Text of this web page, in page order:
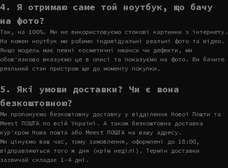
4. Я отримаю саме той ноутбук, що бачу
на фото?
Так, на 100%. Ми не використовуємо стокові картинки з інтернету.
На кожен ноутбук ми робимо індивідуальні реальні фото та відео.
Якщо модель має певні косметичні нюанси чи дефекти, ми
обов'язково вказуємо це в описі та показуємо на фото. Ви бачите
реальний стан пристрою ще до моменту покупки.
5. Які умови доставки? Чи є вона
безкоштовною?
Ми пропонуємо безкоштовну доставку у відділення Нової Пошти та
Meest ПОШТА по всій Україні. А також безкоштовна доставка
кур'єром Нова пошта або Meest ПОШТА на вашу адресу.
Ми цінуємо ваш час, тому замовлення, оформлені до 18:00,
відправляються того ж дня (крім неділі). Термін доставки
зазвичай складає 1-4 дні.